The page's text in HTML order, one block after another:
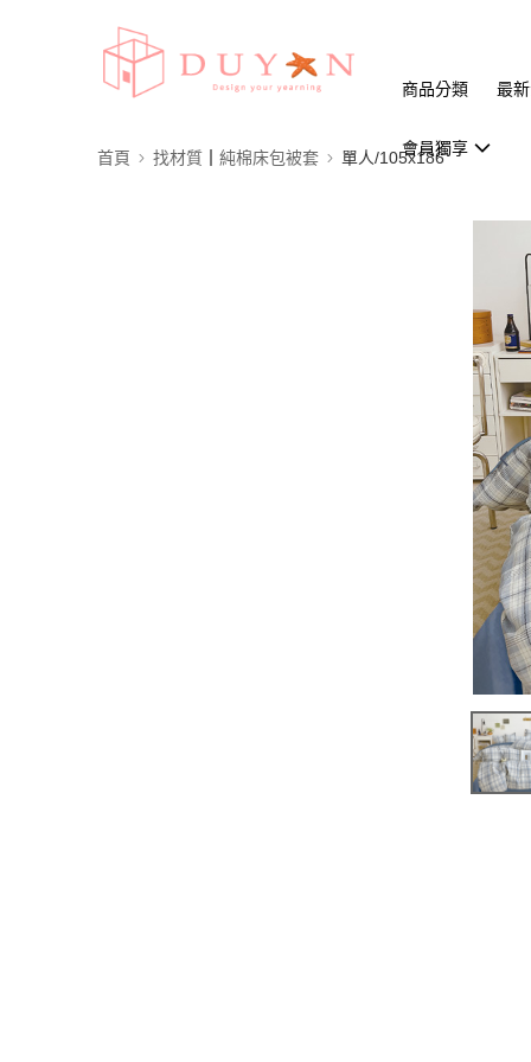
商品分類 最
會員獨享
首頁 找材質┃純棉床包被套 單人/105x186